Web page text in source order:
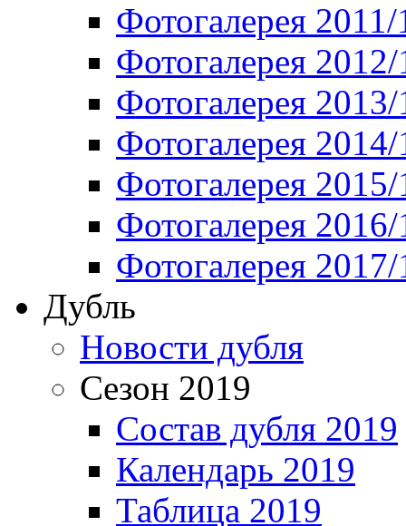
Фотогалерея 2011/
Фотогалерея
Фотогалерея
Фотогалерея
Фотогалерея
Фотогалерея
Фотогалерея
Дубль
Новости дубля
Сезон 2019
Состав дубля 2019
Календарь 2019
Таблица 2019